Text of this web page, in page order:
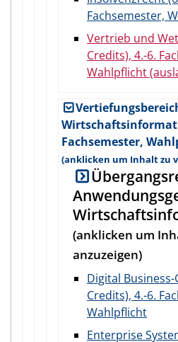
Fachsemester,
Vertrieb und
Credits), 4.-6.
Wahlpflicht
Fachsemester,
Digital
Credits), 4.-6.
Wahlpflicht
Enterprise